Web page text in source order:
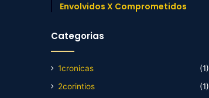
Envolvidos X Comprometidos
Categorias
1cronicas
(1)
2corintios
(1)